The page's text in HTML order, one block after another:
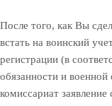
После того, как Вы
встать на воинский
регистрации (в
обязанности и
комиссариат